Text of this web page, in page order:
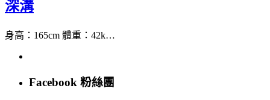
深溝
身高：165cm 體重：42k…
Facebook 粉絲團